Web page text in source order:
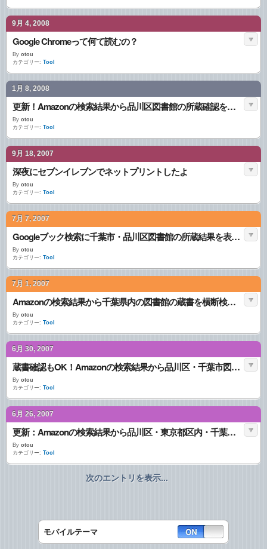
9月 4, 2008
Google Chromeって何て読むの？
By otou
カテゴリー: Tool
1月 8, 2008
更新！Amazonの検索結果から品川区図書館の所蔵確認を表示するGreasemonkeyスクリプト
By otou
カテゴリー: Tool
9月 18, 2007
深夜にセブンイレブンでネットプリントしたよ
By otou
カテゴリー: Tool
7月 7, 2007
Googleブック検索に千葉市・品川区図書館の所蔵結果を表示するGreasemonkeyスクリプト
By otou
カテゴリー: Tool
7月 1, 2007
Amazonの検索結果から千葉県内の図書館の蔵書を横断検索するGreasemonkeyスクリプト
By otou
カテゴリー: Tool
6月 30, 2007
蔵書確認もOK！Amazonの検索結果から品川区・千葉市図書館の蔵書を調べるGreasemonkeyスクリプト
By otou
カテゴリー: Tool
6月 26, 2007
更新：Amazonの検索結果から品川区・東京都区内・千葉市図書館の蔵書を調べる！
By otou
カテゴリー: Tool
次のエントリを表示...
モバイルテーマ